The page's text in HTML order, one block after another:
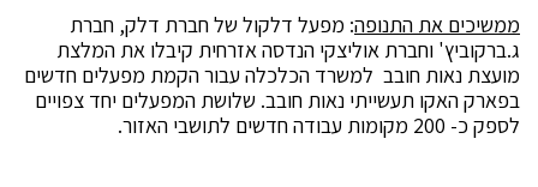
ממשיכים את התנופה: מפעל דלקול של חברת דלק, חברת
ג.ברקוביץ' וחברת אוליצקי הנדסה אזרחית קיבלו את המלצת
מועצת נאות חובב למשרד הכלכלה עבור הקמת מפעלים חדשים
בפארק האקו תעשייתי נאות חובב. שלושת המפעלים יחד צפויים
לספק כ- 200 מקומות עבודה חדשים לתושבי האזור.